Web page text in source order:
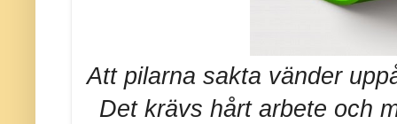
Att pilarna sakta vänder
Det krävs hårt arbete och